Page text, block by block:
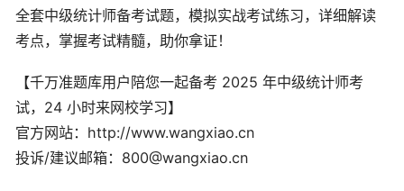
全套中级统计师备考试题，模拟实战考试练习，详细解读
考点，掌握考试精髓，助你拿证！
【千万准题库用户陪您一起备考 2025 年中级统计师考
试，24 小时来网校学习】
官方网站：http://www.wangxiao.cn
投诉/建议邮箱：800@wangxiao.cn